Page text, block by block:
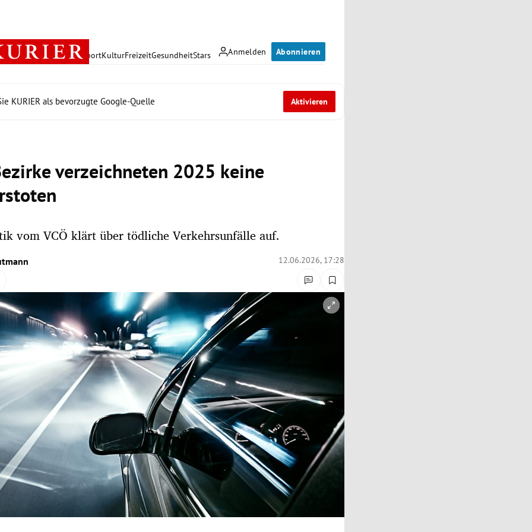
Anmelden Abonnieren
PolitikWirtschaft SportKulturFreizeitGesundheitStars
KURIER als bevorzugte Google-Quelle Aktivieren
verzeichneten 2025 keine
vom VCÖ klärt über tödliche Verkehrsunfälle auf.
12.06.2026, 17:28
öffnen/schließen